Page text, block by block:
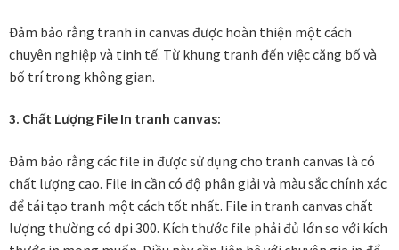
Dây treo Tết Bính Ngọ 2026
Đóng khung tranh thảm Dubai
Đóng khung ảnh
Đảm bảo rằng tranh in canvas được hoàn thiện một cách
chuyên nghiệp và tinh tế. Từ khung tranh đến việc căng bố và
bố trí trong không gian.
3. Chất Lượng File In tranh canvas:
Đảm bảo rằng các file in được sử dụng cho tranh canvas là có
chất lượng cao. File in cần có độ phân giải và màu sắc chính xác
để tái tạo tranh một cách tốt nhất. File in tranh canvas chất
lượng thường có dpi 300. Kích thước file phải đủ lớn so với kích